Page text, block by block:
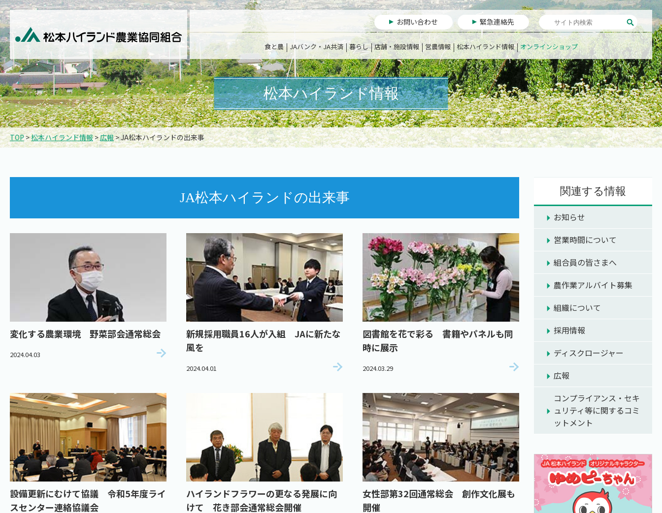
お問い合わせ 緊急連絡先
食と農 JAバンク・JA共済 暮らし 店舗・施設情報 営農情報 松本ハイランド情報 オンラインショップ
松本ハイランド情報
TOP>松本ハイランド情報>広報> JA松本ハイランドの出来事
JA松本ハイランドの出来事
変化する農業環境 野菜部会通常総会
2024.04.03
新規採用職員16人が入組 JAに新たな
風を
2024.04.01
図書館を花で彩る 書籍やパネルも同
時に展示
2024.03.29
設備更新にむけて協議 令和5年度ライ
スセンター連絡協議会
ハイランドフラワーの更なる発展に向
けて 花き部会通常総会開催
女性部第32回通常総会 創作文化展も
開催
関連する情報
お知らせ
営業時間について
組合員の皆さまへ
農作業アルバイト募集
組織について
採用情報
ディスクロージャー
広報
コンプライアンス・セキ
ュリティ等に関するコミ
ットメント